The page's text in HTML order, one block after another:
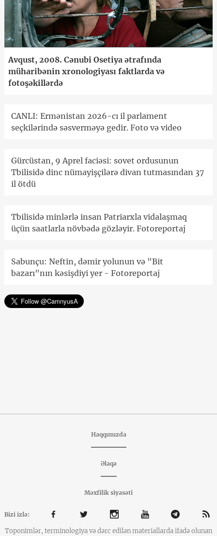
Avqust, 2008. Cənubi Osetiya ətrafında
müharibənin xronologiyası faktlarda və
fotoşəkillərdə
CANLI: Ermənistan 2026-cı il parlament
seçkilərində səsverməyə gedir. Foto və video
Gürcüstan, 9 Aprel faciəsi: sovet ordusunun
Tbilisidə dinc nümayişçilərə divan tutmasından 37
il ötdü
Tbilisidə minlərlə insan Patriarxla vidalaşmaq
üçün saatlarla növbədə gözləyir. Fotoreportaj
Sabunçu: Neftin, dəmir yolunun və "Bit
bazarı"nın kəsişdiyi yer - Fotoreportaj
Haqqımızda
Əlaqə
Məxfilik siyasəti
Bizi izlə:
Toponimlər, terminologiya və dərc edilən materiallarda ifadə olunan